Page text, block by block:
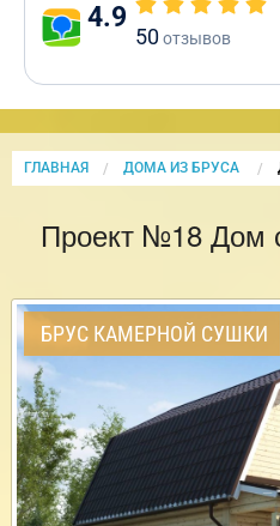
4.9
50отзывов
ГЛАВНАЯ ДОМА ИЗ БРУСА
Проект №18 Дом
БРУС КАМЕРНОЙ СУШКИ